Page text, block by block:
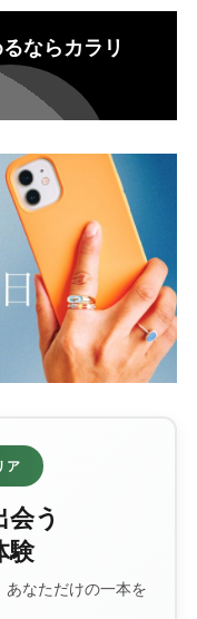
ならカラリ
ア
う
験
なただけの一本を